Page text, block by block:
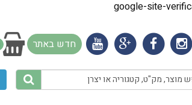
google-site-
חדש באתר